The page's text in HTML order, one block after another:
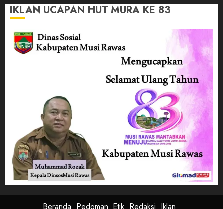
IKLAN UCAPAN HUT MURA KE 83
Beranda Pedoman Etik Redaksi Iklan